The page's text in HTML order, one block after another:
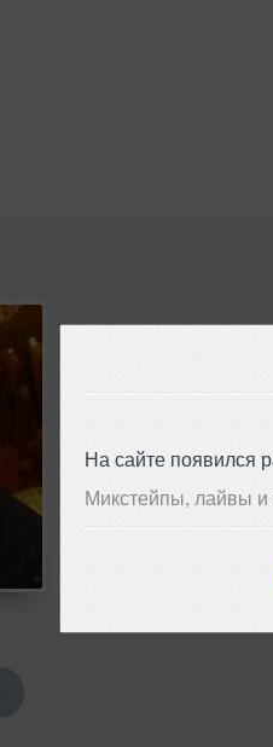
На сайте появился
Микстейпы, лайвы и